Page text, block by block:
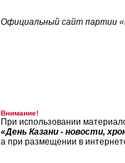
Официальный сайт партии
Внимание!
При использовании
«День Казани - новости,
а при размещении в